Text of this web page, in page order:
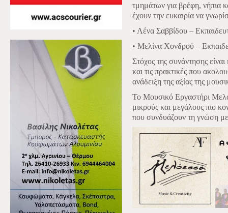
τμημάτων για βρέφη, νήπια
έχουν την ευκαιρία να
• Λένα Σαββίδου –
• Μελίνα Χονδρού –
Στόχος της συνάντησης
και τις πρακτικές που
ανάδειξη της αξίας της
Το Μουσικό Εργαστήρι
μικρούς και μεγάλους πιο
που συνδυάζουν τη γνώση